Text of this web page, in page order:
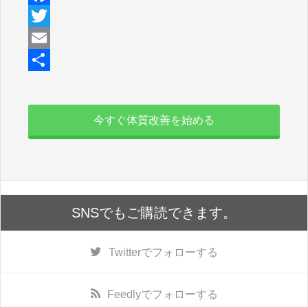
F
a
c
b
T
w
t
E
a
有
今すぐ体質改善を始める
SNSでもご購読できます。
Twitterでフォローする
Feedlyでフォローする